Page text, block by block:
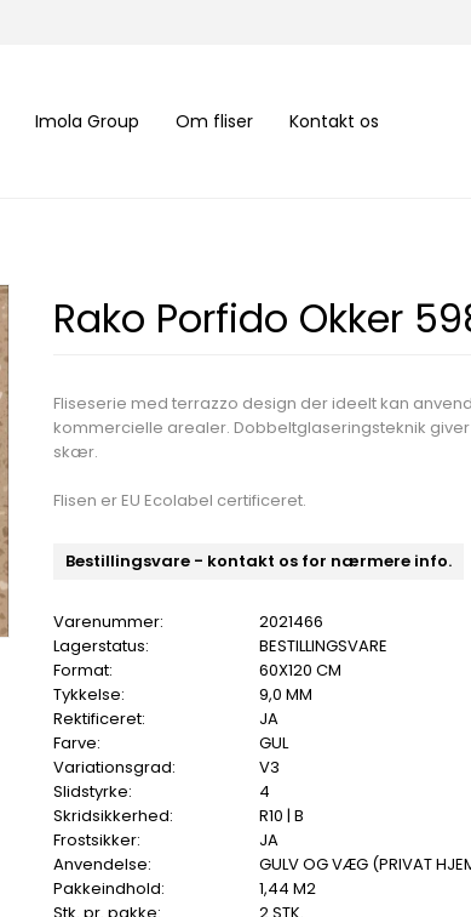
Imola Group Om fliser Kontakt os
Rako Porfido Okker
Fliseserie med terrazzo design der ideelt kan
kommercielle arealer. Dobbeltglaseringsteknik
skær.
Flisen er EU Ecolabel certificeret.
Bestillingsvare - kontakt os for nærmere info.
Varenummer:
2021466
Lagerstatus:
BESTILLINGSVARE
Format:
60X120 CM
Tykkelse:
9,0 MM
Rektificeret:
JA
Farve:
GUL
Variationsgrad:
V3
Slidstyrke:
4
Skridsikkerhed:
R10 | B
Frostsikker:
JA
Anvendelse:
GULV OG VÆG (PRIVAT
Pakkeindhold:
1,44 M2